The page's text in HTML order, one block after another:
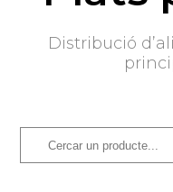
Distribució